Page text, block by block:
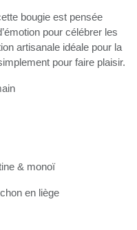
bougie est pensée
pour célébrer les
artisanale idéale pour la
pour faire plaisir.
& monoï
en liège